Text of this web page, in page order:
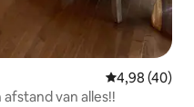
Gemiddelde
4,98 (40)
van alles!!